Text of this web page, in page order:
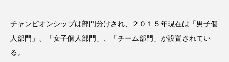
ハット シェーカーカップ
チャンピオンシップは部門分けされ、２０１５年現在は「男子個
人部門」、「女子個人部門」、「チーム部門」が設置されてい
る。